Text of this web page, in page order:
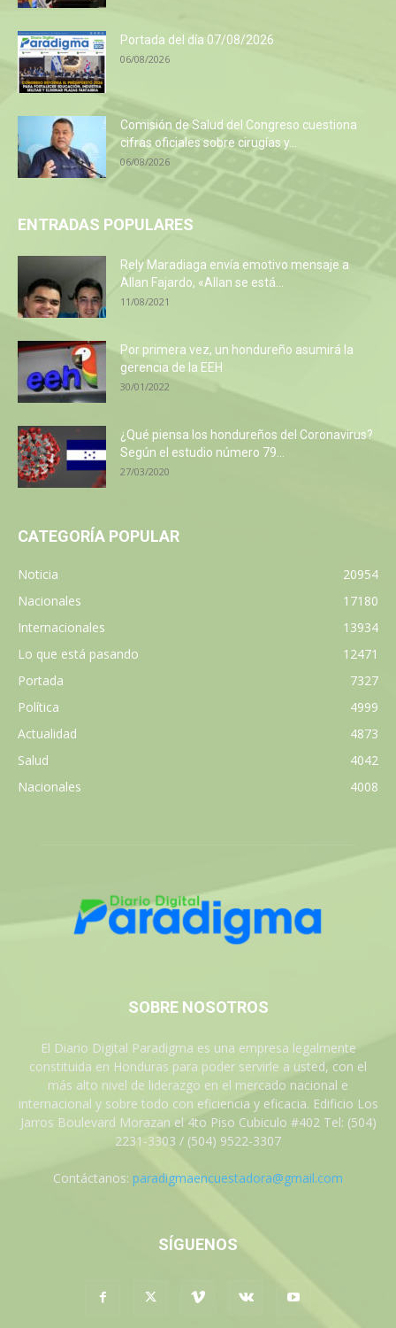
Portada del día 07/08/2026
06/08/2026
Comisión de Salud del Congreso cuestiona
cifras oficiales sobre cirugías y...
06/08/2026
ENTRADAS POPULARES
Rely Maradiaga envía emotivo mensaje a
Allan Fajardo, «Allan se está...
11/08/2021
Por primera vez, un hondureño asumirá la
gerencia de la EEH
30/01/2022
¿Qué piensa los hondureños del Coronavirus?
Según el estudio número 79...
27/03/2020
CATEGORÍA POPULAR
Noticia
20954
Nacionales
17180
Internacionales
13934
Lo que está pasando
12471
Portada
7327
Política
4999
Actualidad
4873
Salud
4042
Nacionales
4008
SOBRE NOSOTROS
El Diario Digital Paradigma es una empresa legalmente
constituida en Honduras para poder servirle a usted, con el
más alto nivel de liderazgo en el mercado nacional e
internacional y sobre todo con eficiencia y eficacia. Edificio Los
Jarros Boulevard Morazan el 4to Piso Cubiculo #402 Tel: (504)
2231-3303 / (504) 9522-3307
Contáctanos: paradigmaencuestadora@gmail.com
SÍGUENOS